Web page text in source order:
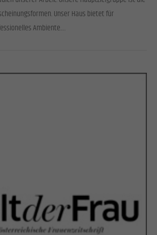
Unser Haus bietet für
Ambiente.…